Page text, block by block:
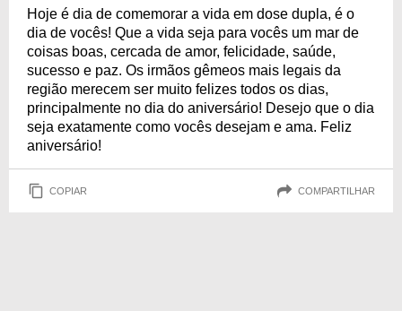
Hoje é dia de comemorar a vida em dose dupla, é o
dia de vocês! Que a vida seja para vocês um mar de
coisas boas, cercada de amor, felicidade, saúde,
sucesso e paz. Os irmãos gêmeos mais legais da
região merecem ser muito felizes todos os dias,
principalmente no dia do aniversário! Desejo que o dia
seja exatamente como vocês desejam e ama. Feliz
aniversário!
COPIAR COMPARTILHAR